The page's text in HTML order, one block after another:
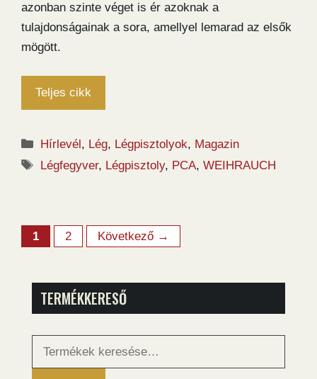
azonban szinte véget is ér azoknak a
tulajdonságainak a sora, amellyel lemarad az elsők
mögött.
Teljes cikk
Kategória
Hírlevél, Lég, Légpisztolyok, Magazin
Címkék
Légfegyver, Légpisztoly, PCA,WEIHRAUCH
Oldal
1 Oldal
2 Következő →
TERMÉKKERESŐ
Keresés